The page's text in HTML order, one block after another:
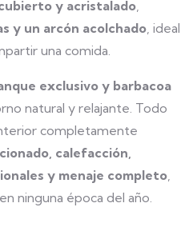
y acristalado,
y un arcón acolchado, ideal
una comida.
exclusivo y barbacoa
natural y relajante. Todo
completamente
calefacción,
y menaje completo,
ninguna época del año.